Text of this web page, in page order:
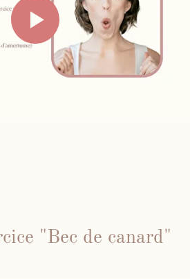
"Bec de canard"